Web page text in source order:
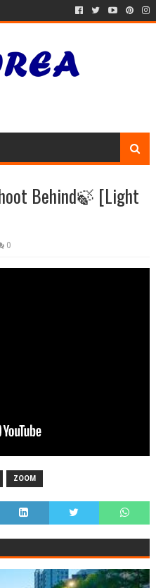
Behind🍃 [Light
0
ZOOM